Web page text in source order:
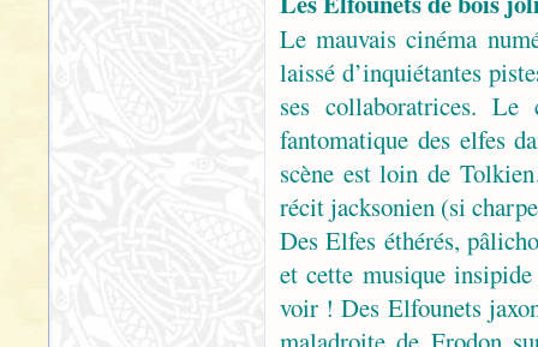
Le mauvais cinéma
laissé d’inquiétantes
ses collaboratrices. Le
fantomatique des elfes
scène est loin de
récit jacksonien (si
Des Elfes éthérés,
et cette musique
voir ! Des Elfounets